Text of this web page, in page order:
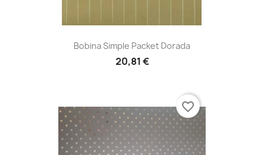
Bobina Simple Packet Dorada
20,81 €
favorite_border